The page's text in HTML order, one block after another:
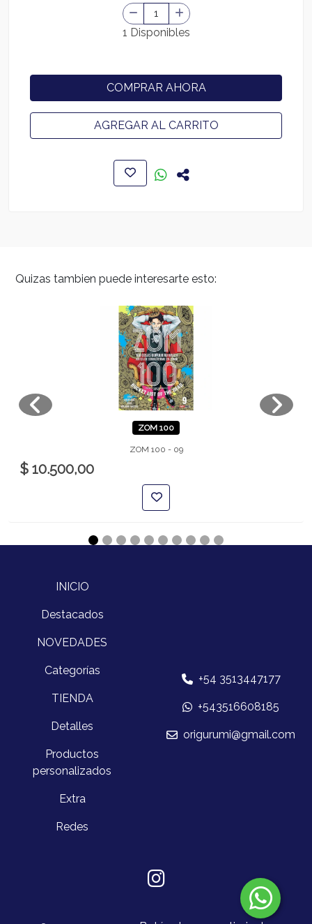
1 Disponibles
COMPRAR AHORA
AGREGAR AL CARRITO
Quizas tambien puede interesarte esto:
ZOM 100
ZOM 100 - 09
$ 10.500,00
INICIO
Destacados
NOVEDADES
Categorías
TIENDA
Detalles
Productos
personalizados
Extra
Redes
+54 3513447177
+543516608185
origurumi@gmail.com